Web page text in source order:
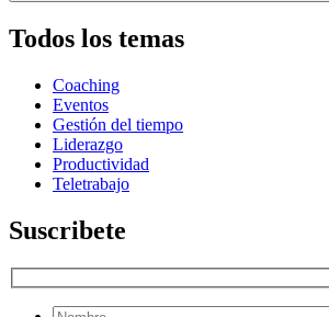
Todos los temas
Coaching
Eventos
Gestión del tiempo
Liderazgo
Productividad
Teletrabajo
Suscribete